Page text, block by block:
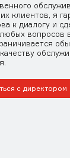
клиентов, я
к диалогу и
вопросов
с директором